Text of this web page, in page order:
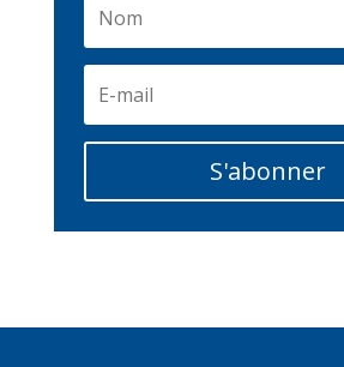
S'abonner